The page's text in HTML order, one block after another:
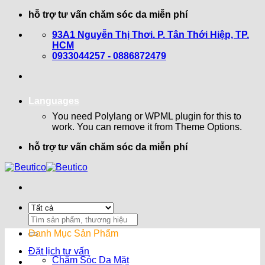
hỗ trợ tư vấn chăm sóc da miễn phí
93A1 Nguyễn Thị Thơi. P. Tân Thới Hiệp, TP.
HCM
0933044257 - 0886872479
Languages
You need Polylang or WPML plugin for this to
work. You can remove it from Theme Options.
hỗ trợ tư vấn chăm sóc da miễn phí
Search
for:
Đặt lịch tư vấn
Danh Mục Sản Phẩm
Chăm Sóc Da Mặt